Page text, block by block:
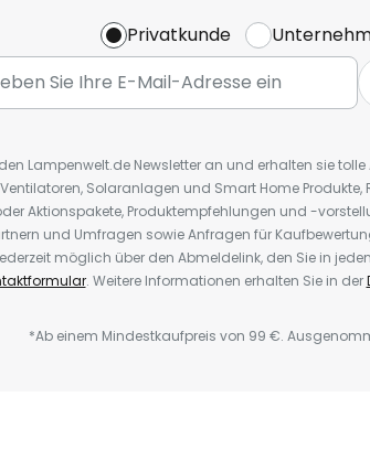
Privatkunde
Lampenwelt.de Newsletter an und erhalten sie
Solaranlagen und Smart Home
Aktionspakete, Produktempfehlungen und -
und Umfragen sowie Anfragen für
möglich über den Abmeldelink, den Sie in
. Weitere Informationen erhalten Sie in der
*Ab einem Mindestkaufpreis von 99 €.